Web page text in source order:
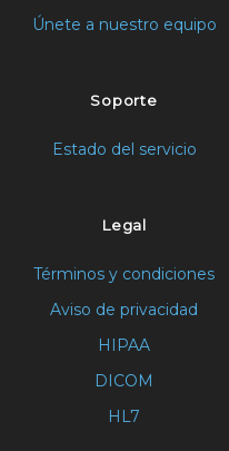
Únete a nuestro equipo
Soporte
Estado del servicio
Legal
Términos y condiciones
Aviso de privacidad
HIPAA
DICOM
HL7